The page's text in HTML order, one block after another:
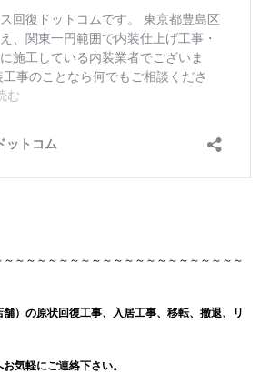
～～～～～～～～～～～～～～～～～～～～～
）の原状回復工事、入居工事、移転、撤退、リ
気軽にご連絡下さい。